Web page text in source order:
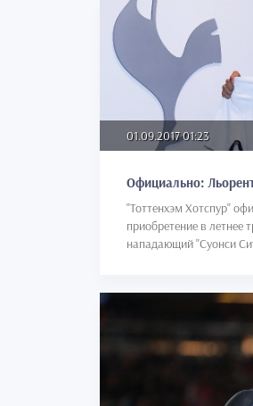
01.09.2017 01:23
Официально:
"Тоттенхэм Хотспур"
приобретение в летнее
нападающий "Суонси